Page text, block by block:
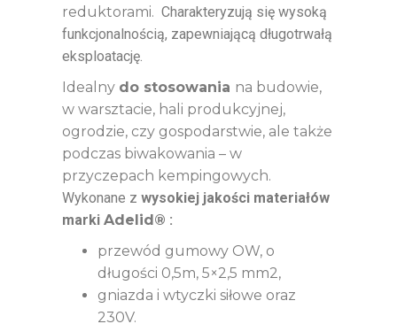
reduktorami. Charakteryzują się wysoką
funkcjonalnością, zapewniającą długotrwałą
eksploatację.
Idealny do stosowania na budowie,
w warsztacie, hali produkcyjnej,
ogrodzie, czy gospodarstwie, ale także
podczas biwakowania – w
przyczepach kempingowych.
Wykonane z wysokiej jakości materiałów
marki Adelid® :
przewód gumowy OW, o
długości 0,5m, 5×2,5 mm2,
gniazda i wtyczki siłowe oraz
230V.